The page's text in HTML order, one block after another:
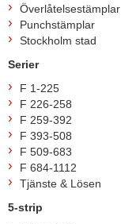
Överlåtelsestämplar
Punchstämplar
Stockholm stad
Serier
F 1-225
F 226-258
F 259-392
F 393-508
F 509-683
F 684-1112
Tjänste & Lösen
5-strip